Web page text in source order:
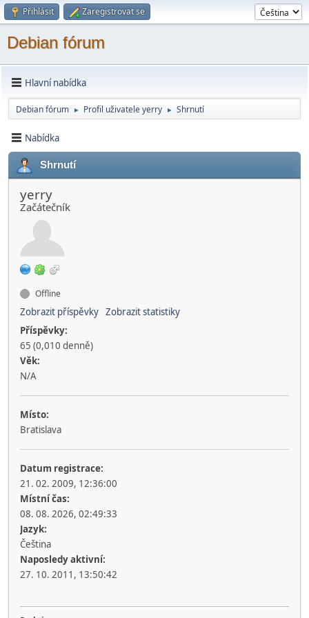
Přihlásit Zaregistrovat se
Debian fórum
Hlavní nabídka
Debian fórum ► Profil uživatele yerry ► Shrnutí
Nabídka
Shrnutí
yerry
Začátečník
Offline
Zobrazit příspěvky Zobrazit statistiky
Příspěvky:
65 (0,010 denně)
Věk:
N/A
Místo:
Bratislava
Datum registrace:
21. 02. 2009, 12:36:00
Místní čas:
08. 08. 2026, 02:49:33
Jazyk:
Čeština
Naposledy aktivní:
27. 10. 2011, 13:50:42